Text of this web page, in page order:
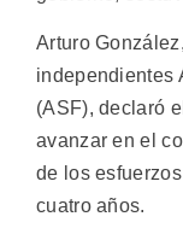
Arturo
independientes
(ASF), declaró
avanzar en el
de los
cuatro años.